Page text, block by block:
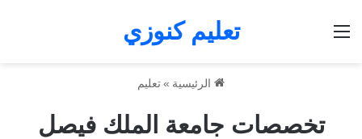
تعليم كنوزي
الرئيسية »تعليم
تخصصات جامعة الملك فيصل